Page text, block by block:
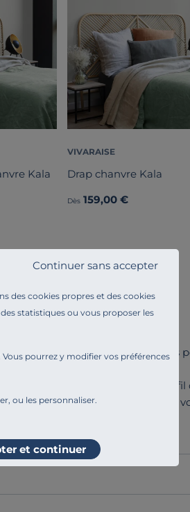
des cookies propres et des cookies
statistiques ou vous proposer les
Vous pourrez y modifier vos préférences
ou les personnaliser.
Continuer sans accepter
et continuer
Kala
VIVARAISE
Drap chanvre Kala
Dès 159,00 €
collection Kala VIVARAISE.
et résistante qui s’embellit au
coloris, pour répondre à toutes